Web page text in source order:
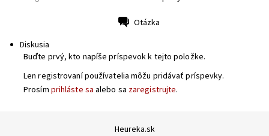
Otázka
Diskusia
Buďte prvý, kto napíše príspevok k tejto položke.
Len registrovaní používatelia môžu pridávať príspevky.
Prosím prihláste sa alebo sa zaregistrujte.
Heureka.sk